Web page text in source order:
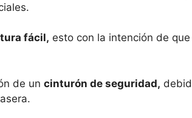
fácil, esto con la intención de
de un cinturón de seguridad,